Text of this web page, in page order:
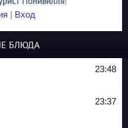
| Вход
БЛЮДА
23:48
23:37